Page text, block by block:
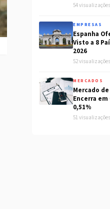
54 visualizações
EMPRESAS
Espanha
Visto a 8
2026
52 visualizações
MERCADOS
Mercado
Encerra em
0,51%
51 visualizações